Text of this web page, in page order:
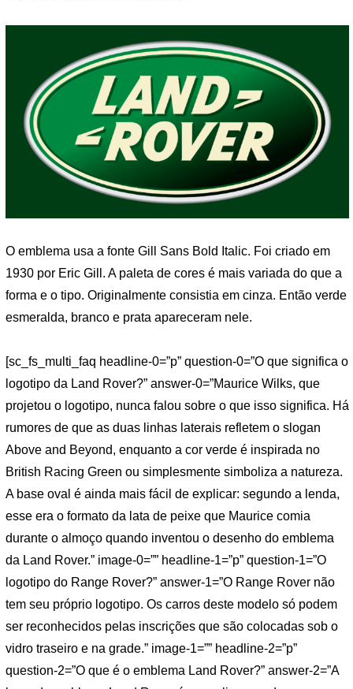
O emblema usa a fonte Gill Sans Bold Italic. Foi criado em
1930 por Eric Gill. A paleta de cores é mais variada do que a
forma e o tipo. Originalmente consistia em cinza. Então verde
esmeralda, branco e prata apareceram nele.
[sc_fs_multi_faq headline-0=”p” question-0=”O que significa o
logotipo da Land Rover?” answer-0=”Maurice Wilks, que
projetou o logotipo, nunca falou sobre o que isso significa. Há
rumores de que as duas linhas laterais refletem o slogan
Above and Beyond, enquanto a cor verde é inspirada no
British Racing Green ou simplesmente simboliza a natureza.
A base oval é ainda mais fácil de explicar: segundo a lenda,
esse era o formato da lata de peixe que Maurice comia
durante o almoço quando inventou o desenho do emblema
da Land Rover.” image-0=”” headline-1=”p” question-1=”O
logotipo do Range Rover?” answer-1=”O Range Rover não
tem seu próprio logotipo. Os carros deste modelo só podem
ser reconhecidos pelas inscrições que são colocadas sob o
vidro traseiro e na grade.” image-1=”” headline-2=”p”
question-2=”O que é o emblema Land Rover?” answer-2=”A